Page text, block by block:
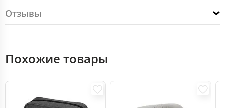
Отзывы
Похожие товары